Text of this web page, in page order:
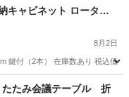
キャビネット ロータイ
幅900×奥400×高さ1
南市 稲沢市 岩倉
原 羽島 三重 グッ
8月2日
鍵付（2本） 在庫数あり 税込
たみ会議テーブル 折